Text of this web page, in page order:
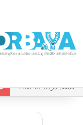
جمعه, مرداد 16 1405